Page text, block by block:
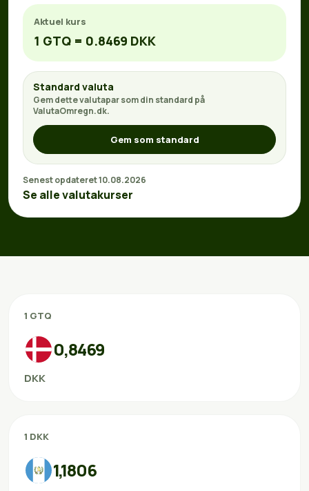
Aktuel kurs
1 GTQ = 0.8469 DKK
Standard valuta
Gem dette valutapar som din standard på
ValutaOmregn.dk.
Gem som standard
Senest opdateret 10.08.2026
Se alle valutakurser
1 GTQ
0,8469
DKK
1 DKK
1,1806